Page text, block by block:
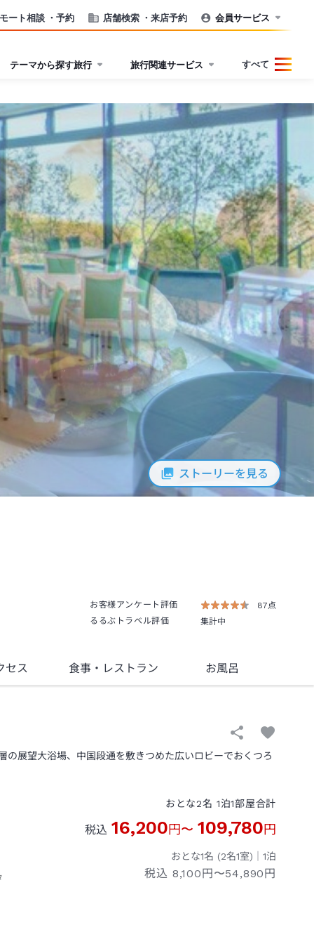
ート相談 ・予約 店舗検索 ・来店予約 会員サービス
テーマから探す旅行 旅行関連サービス すべて
ストーリーを見る
お客様アンケート評価
87点
るるぶトラベル評価
集計中
セス 食事 ・レストラン お風呂
展望大浴場、中国段通を敷きつめた広いロビーでおくつろ
おとな2名 1泊1部屋合計
税込 16,200円〜 109,780円
おとな1名 (2名1室)｜ 1泊
税込 8,100円〜54,890円